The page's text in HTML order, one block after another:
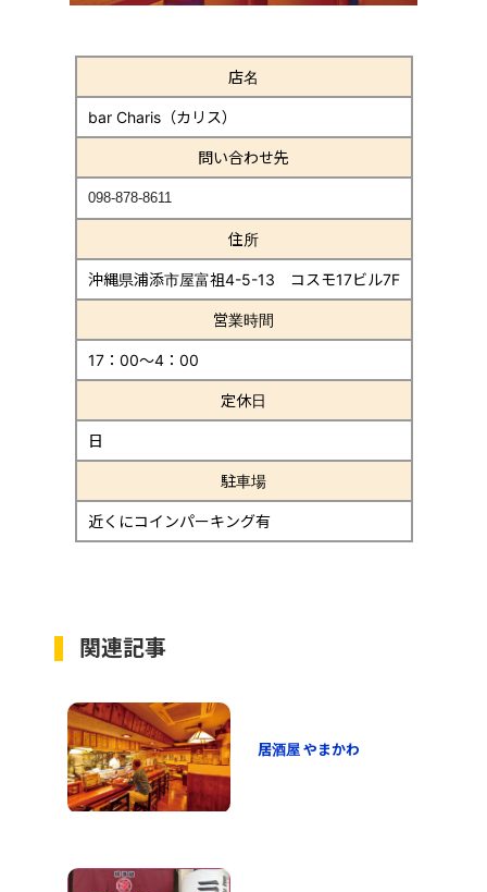
店名
bar Charis（カリス）
問い合わせ先
098-878-8611
住所
沖縄県浦添市屋富祖4-5-13 コスモ17ビル7F
営業時間
17：00～4：00
定休日
日
駐車場
近くにコインパーキング有
関連記事
居酒屋 やまかわ